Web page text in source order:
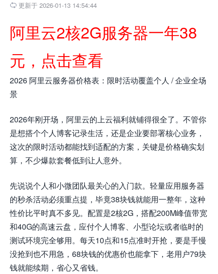
 更新于 2026-01-13 14:54:44
阿里云2核2G服务器一年38
元，点击查看
2026 阿里云服务器价格表：限时活动覆盖个人 / 企业全场
景
2026年刚开场，阿里云的上云福利就铺得很全了。不管你
是想搭个个人博客记录生活，还是企业要部署核心业务，
这次的限时活动都能找到适配的方案，关键是价格确实划
算，不少爆款套餐低到让人意外。
先说说个人和小微团队最关心的入门款。轻量应用服务器
的秒杀活动必须重点提，毕竟38块钱就能用一整年，这种
性价比平时真不多见。配置是2核2G，搭配200M峰值带宽
和40G的高速云盘，应付个人博客、小型论坛或者临时的
测试环境完全够用。每天10点和15点准时开抢，要是手慢
没抢到也不用急，68块钱的优惠价也能拿下，老用户79块
钱就能续期，省心又省钱。